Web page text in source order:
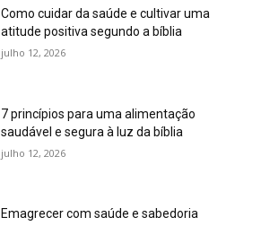
Como cuidar da saúde e cultivar uma
atitude positiva segundo a bíblia
julho 12, 2026
7 princípios para uma alimentação
saudável e segura à luz da bíblia
julho 12, 2026
Emagrecer com saúde e sabedoria